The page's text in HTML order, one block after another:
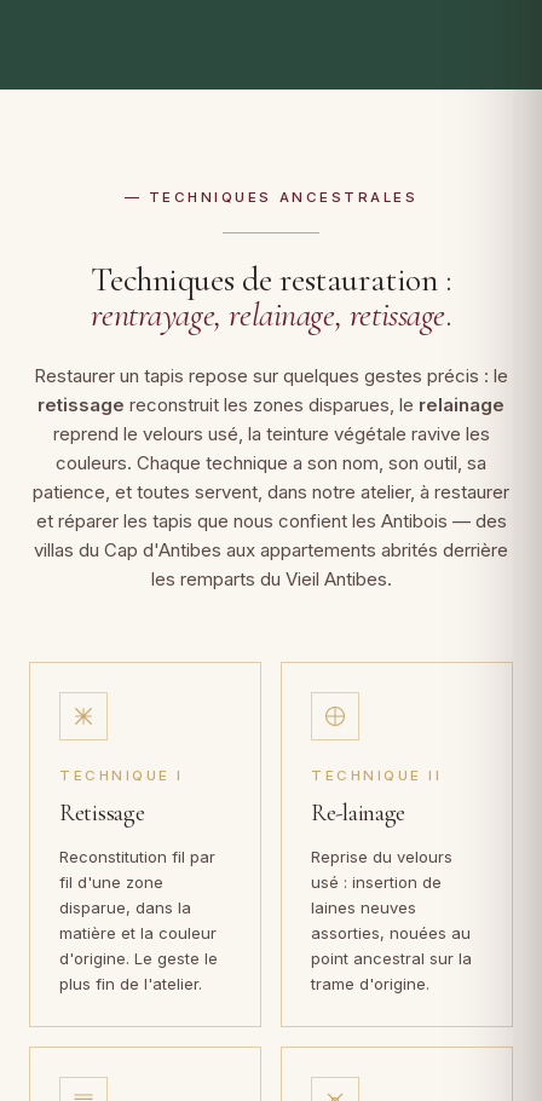
— TECHNIQUES ANCESTRALES
Techniques de restauration :
rentrayage, relainage, retissage.
Restaurer un tapis repose sur quelques gestes précis : le
retissage reconstruit les zones disparues, le relainage
reprend le velours usé, la teinture végétale ravive les
couleurs. Chaque technique a son nom, son outil, sa
patience, et toutes servent, dans notre atelier, à restaurer
et réparer les tapis que nous confient les Antibois — des
villas du Cap d'Antibes aux appartements abrités derrière
les remparts du Vieil Antibes.
TECHNIQUE I
Retissage
Reconstitution fil par
fil d'une zone
disparue, dans la
matière et la couleur
d'origine. Le geste le
plus fin de l'atelier.
TECHNIQUE II
Re-lainage
Reprise du velours
usé : insertion de
laines neuves
assorties, nouées au
point ancestral sur la
trame d'origine.